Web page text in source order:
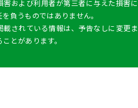
害および利用者が第三者に与えた損害に
負うものではありません。
載されている情報は、予告なしに変更ま
とがあります。